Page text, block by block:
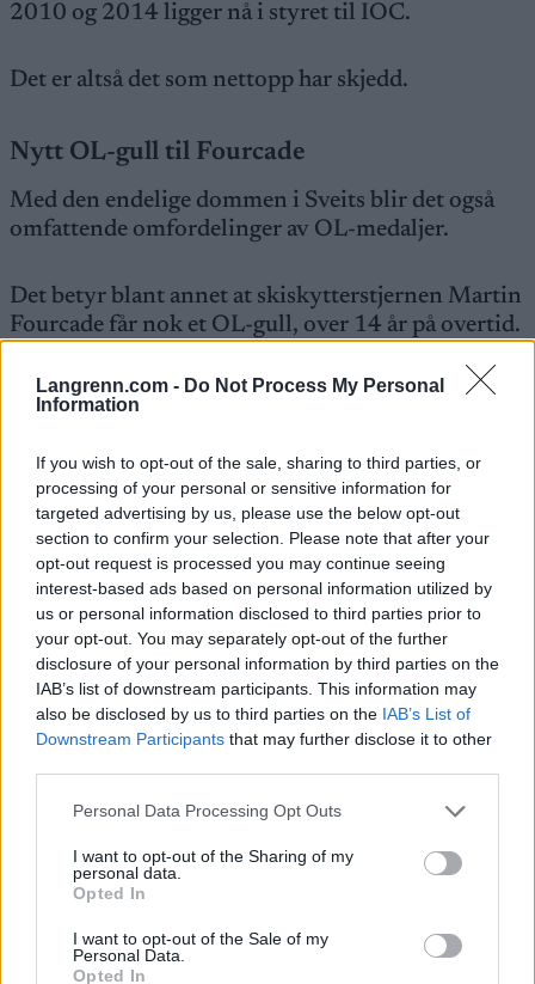
Langrenn.com - Do Not Process My Personal
Information
If you wish to opt-out of the sale, sharing to third parties, or
processing of your personal or sensitive information for
targeted advertising by us, please use the below opt-out
section to confirm your selection. Please note that after your
opt-out request is processed you may continue seeing
interest-based ads based on personal information utilized by
us or personal information disclosed to third parties prior to
your opt-out. You may separately opt-out of the further
disclosure of your personal information by third parties on the
IAB’s list of downstream participants. This information may
also be disclosed by us to third parties on the IAB’s List of
Downstream Participants that may further disclose it to other
Please note that this website/app uses one or more Google
not limited to your visit or usage behaviour. You may click to
grant or deny consent to Google and its third-party tags to
use your data for below specified purposes in below Google
consent section.
Personal Data Processing Opt Outs
I want to opt-out of the Sharing of my
personal data.
Opted In
I want to opt-out of the Sale of my
Personal Data.
Opted In
2010 og 2014 ligger nå i styret til IOC.
Det er altså det som nettopp har skjedd.
Nytt OL-gull til Fourcade
Med den endelige dommen i Sveits blir det også
omfattende omfordelinger av OL-medaljer.
Det betyr blant annet at skiskytterstjernen Martin
Fourcade får nok et OL-gull, over 14 år på overtid.
bronse på stafetten under OL i 2010.
Dermed får Fourcade nå sitt sjette OL-gull. Pavol
Hurajt fra Slovakia får nå sølv og Christoph
Sumann fra Østerrike får bronse. Det går fram
avuttalelsen fra Biathlon Integrity Unit.
Men også Johannes Thingnes Bø, Tarjei Bø, Emil
Hegle Svendsen og Ole Einar Bjørndalen får nye
OL-medaljer.
Saken fortsetter under
Martin Fourcade får nå sitt sjette OL-gull. Foto: Joel
Fourcades nye OL-gull er nemlig ikke den eneste